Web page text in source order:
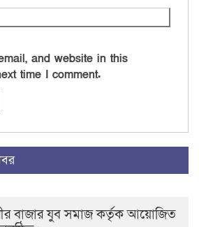
and website in this
time I comment.
বাজার যুব সমাজ কর্তৃক আয়োজিত